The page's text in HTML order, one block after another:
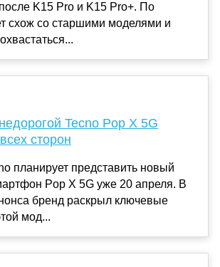
K15 Pro и K15 Pro+. По
схож со старшими моделями и
Tecno Pop X 5G
сторон
планирует представить новый
Pop X 5G уже 20 апреля. В
бренд раскрыл ключевые
мод...